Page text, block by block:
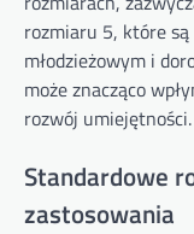
rozmiaru 5, które
młodzieżowym i
może znacząco
rozwój umiejętności.
Standardowe
zastosowania